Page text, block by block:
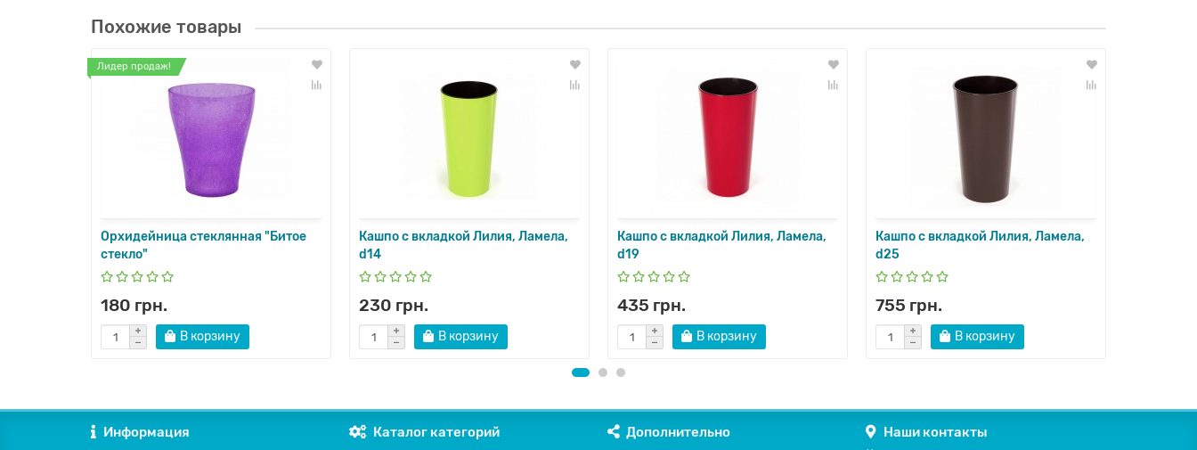
Похожие товары
Лидер продаж!
Орхидейница стеклянная "Битое
стекло"
180 грн.
В корзину
Кашпо с вкладкой Лилия, Ламела,
d14
230 грн.
В корзину
Кашпо с вкладкой Лилия, Ламела,
d19
435 грн.
В корзину
Кашпо с вкладкой Лилия, Ламела,
d25
755 грн.
В корзину
Информация Каталог категорий Дополнительно Наши контакты